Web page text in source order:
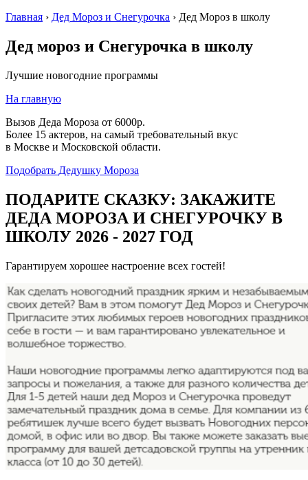
Главная › Дед Мороз и Снегурочка › Дед Мороз в школу
Дед мороз и Снегурочка в школу
Лучшие новогодние программы
На главную
Вызов Деда Мороза от 6000р.
Более 15 актеров, на самый требовательный вкус
в Москве и Московской области.
Подобрать Дедушку Мороза
ПОДАРИТЕ СКАЗКУ: ЗАКАЖИТЕ
ДЕДА МОРОЗА И СНЕГУРОЧКУ В
ШКОЛУ 2026 - 2027 ГОД
Гарантируем хорошее настроение всех гостей!